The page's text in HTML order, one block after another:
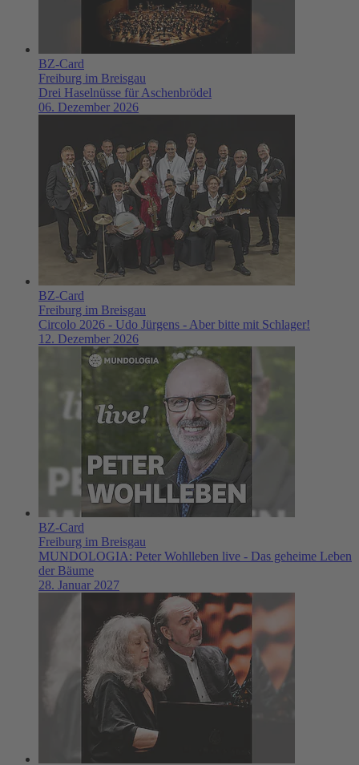
BZ-Card
Freiburg im Breisgau
Drei Haselnüsse für Aschenbrödel
06. Dezember 2026
BZ-Card
Freiburg im Breisgau
Circolo 2026 - Udo Jürgens - Aber bitte mit Schlager!
12. Dezember 2026
BZ-Card
Freiburg im Breisgau
MUNDOLOGIA: Peter Wohlleben live - Das geheime Leben
der Bäume
28. Januar 2027